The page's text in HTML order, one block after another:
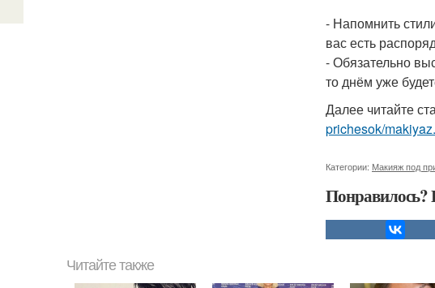
- Напомнить
вас есть
- Обязательно
то днём уже
Далее читайте
prichesok/
Категории: Макияж под
Понравилось?
Читайте также